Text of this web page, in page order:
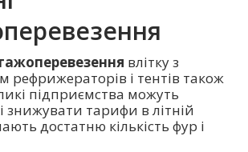
влітку з
рефрижераторів і тентів також
підприємства можуть
знижувати тарифи в літній
достатню кількість фур і